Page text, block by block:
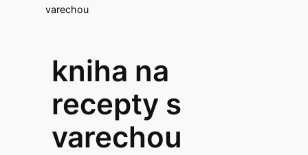
varechou
kniha na
recepty s
varechou